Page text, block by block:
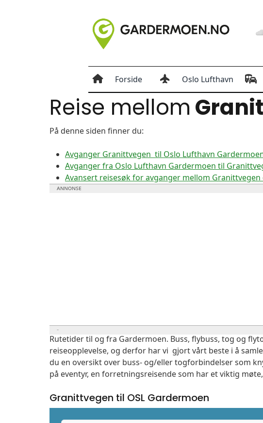
Forside Oslo Lufthavn
Reise mellom
På denne siden finner du:
Avganger Granittvegen til Oslo Lufthavn
Avganger fra Oslo Lufthavn Gardermoen til
Avansert reisesøk for avganger mellom
Rutetider til og fra Gardermoen. Buss, flybuss, tog og
reiseopplevelse, og derfor har vi gjort vårt beste i å
du en oversikt over buss- og/eller togforbindelser som
på eventyr, en forretningsreisende som har et viktig
Granittvegen til OSL Gardermoen